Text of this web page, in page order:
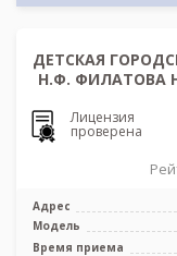
ДЕТСКАЯ
Н.Ф. ФИЛАТОВА
Лицензия
проверена
Адрес
Модель
Время приема